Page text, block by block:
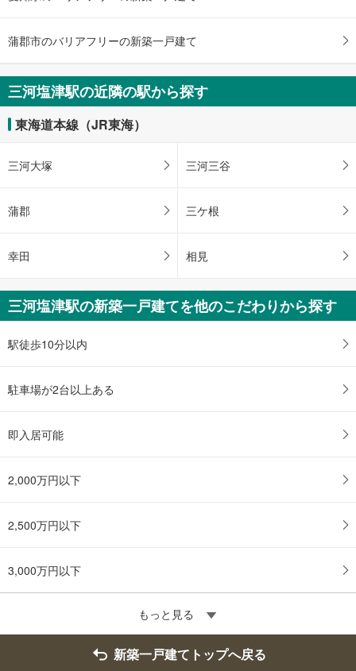
東海道本線 「三河塩津」駅 徒歩38分
蒲郡市のバリアフリーの新築一戸建て
三河塩津駅の近隣の駅から探す
東海道本線（JR東海）
三河大塚 三河三谷
蒲郡 三ケ根
幸田 相見
三河塩津駅の新築一戸建てを他のこだわりから探す
駅徒歩10分以内
駐車場が2台以上ある
即入居可能
2,000万円以下
2,500万円以下
3,000万円以下
もっと見る
新築一戸建てトップへ戻る